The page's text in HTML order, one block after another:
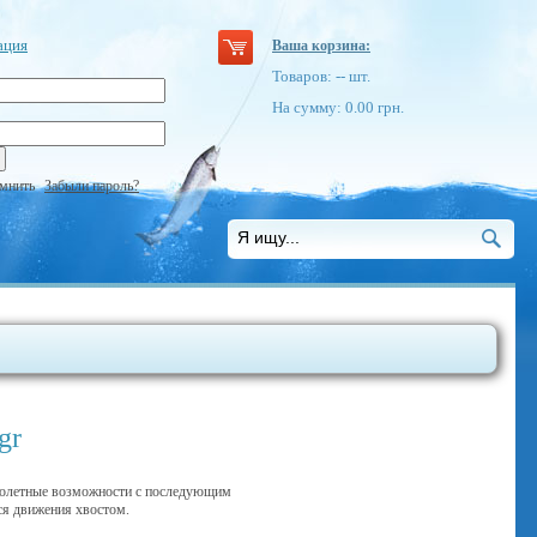
Забыли пароль?
Ваша корзина:
Товаров: -- шт.
На сумму: 0.00 грн.
возможности с последующим
движения хвостом.